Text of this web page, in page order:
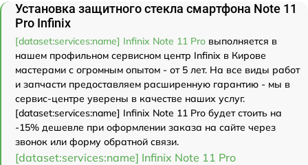
Установка защитного стекла смартфона Note 11
Pro Infinix
[dataset:services:name] Infinix Note 11 Pro выполняется в
нашем профильном сервисном центр Infinix в Кирове
мастерами с огромным опытом - от 5 лет. На все виды работ
и запчасти предоставляем расширенную гарантию - мы в
сервис-центре уверены в качестве наших услуг.
[dataset:services:name] Infinix Note 11 Pro будет стоить на
-15% дешевле при оформлении заказа на сайте через
звонок или форму обратной связи.
[dataset:services:name] Infinix Note 11 Pro